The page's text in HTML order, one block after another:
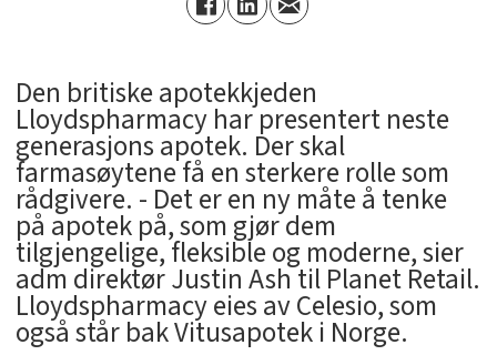
Den britiske apotekkjeden
Lloydspharmacy har presentert neste
generasjons apotek. Der skal
farmasøytene få en sterkere rolle som
rådgivere. - Det er en ny måte å tenke
på apotek på, som gjør dem
tilgjengelige, fleksible og moderne, sier
adm direktør Justin Ash til Planet Retail.
Lloydspharmacy eies av Celesio, som
også står bak Vitusapotek i Norge.